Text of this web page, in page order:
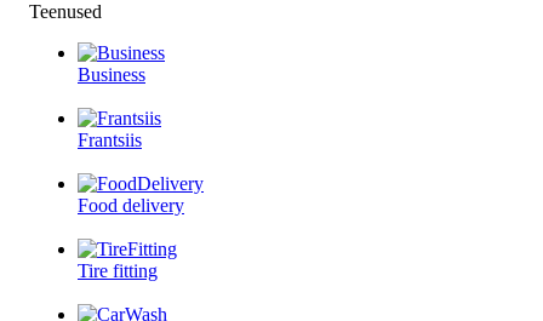
Teenused
Business
Frantsiis
Food delivery
Tire fitting